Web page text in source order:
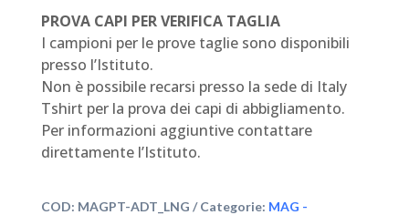
PROVA CAPI PER VERIFICA TAGLIA
I campioni per le prove taglie sono disponibili
presso l’Istituto.
Non è possibile recarsi presso la sede di Italy
Tshirt per la prova dei capi di abbigliamento.
Per informazioni aggiuntive contattare
direttamente l’Istituto.
COD: MAGPT-ADT_LNG Categorie: MAG -